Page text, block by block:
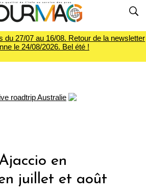
du 27/07 au 16/08. Retour de la newsletter
le 24/08/2026. Bel été !
en
juillet et août